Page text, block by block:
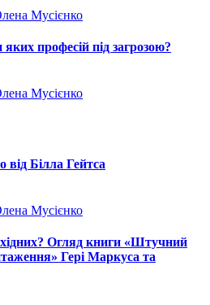
Мусієнко
професій під загрозою?
Мусієнко
від Білла Гейтса
Мусієнко
Огляд книги «Штучний
Гері Маркуса та